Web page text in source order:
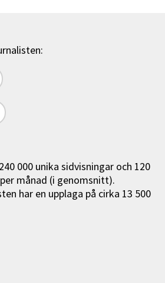
000 unika sidvisningar och 120
månad (i genomsnitt).
har en upplaga på cirka 13 500